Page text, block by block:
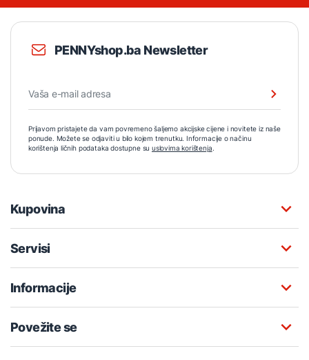
PENNYshop.ba Newsletter
Prijavom pristajete da vam povremeno šaljemo akcijske cijene i novitete iz naše
ponude. Možete se odjaviti u bilo kojem trenutku. Informacije o načinu
korištenja ličnih podataka dostupne su uslovima korištenja.
Kupovina
Servisi
Informacije
Povežite se